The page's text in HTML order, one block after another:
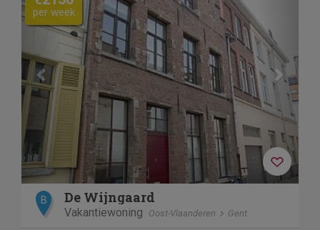
per week
B De Wijngaard
Vakantiewoning Oost-Vlaanderen Gent